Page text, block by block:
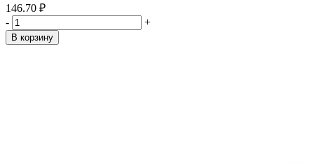
146.70 ₽
-
+
В корзину